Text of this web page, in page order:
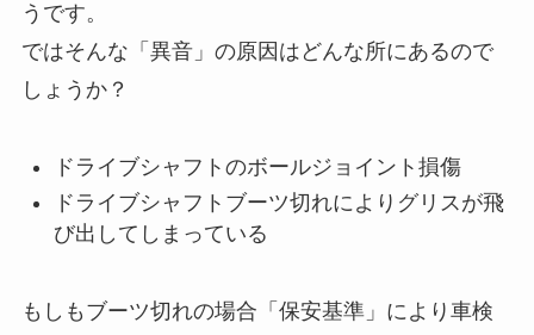
うです。
ではそんな「異音」の原因はどんな所にあるので
しょうか？
ドライブシャフトのボールジョイント損傷
ドライブシャフトブーツ切れによりグリスが飛
び出してしまっている
もしもブーツ切れの場合「保安基準」により車検